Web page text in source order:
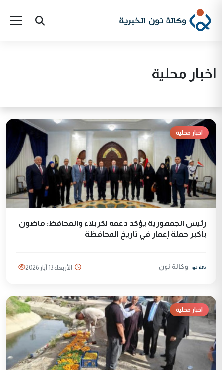
اخبار محلية
اخبار محلية
رئيس الجمهورية يؤكد دعمه لكربلاء والمحافظ: ماضون
بأكبر حملة إعمار في تاريخ المحافظة
وكالة نون الأربعاء 13 آيار 2026
اخبار محلية